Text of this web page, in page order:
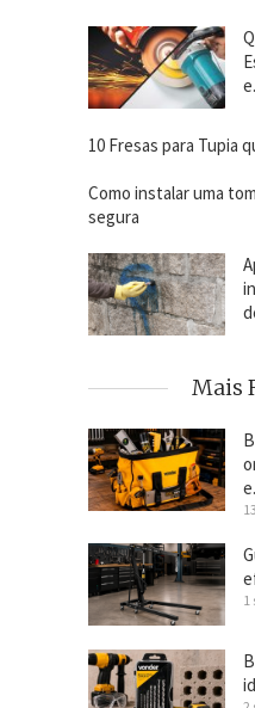
10 Fresas para Tupia
Como instalar uma
segura
Mais